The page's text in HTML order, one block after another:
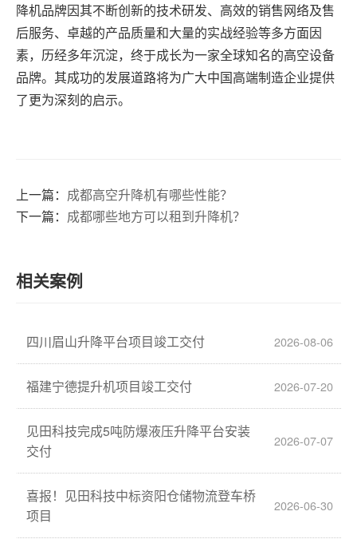
降机品牌因其不断创新的技术研发、高效的销售网络及售
后服务、卓越的产品质量和大量的实战经验等多方面因
素，历经多年沉淀，终于成长为一家全球知名的高空设备
品牌。其成功的发展道路将为广大中国高端制造企业提供
了更为深刻的启示。
上一篇： 成都高空升降机有哪些性能？
下一篇： 成都哪些地方可以租到升降机？
相关案例
四川眉山升降平台项目竣工交付 2026-08-06
福建宁德提升机项目竣工交付 2026-07-20
见田科技完成5吨防爆液压升降平台安装
交付
2026-07-07
喜报！见田科技中标资阳仓储物流登车桥
项目
2026-06-30